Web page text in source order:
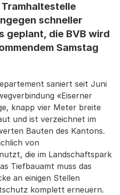
schneller
geplant, die BVB wird
Samstag
saniert seit Juni
«Eiserner
knapp vier Meter breite
und ist verzeichnet im
Bauten des Kantons.
von
die im Landschaftspark
Tiefbauamt muss das
an einigen Stellen
komplett erneuern.